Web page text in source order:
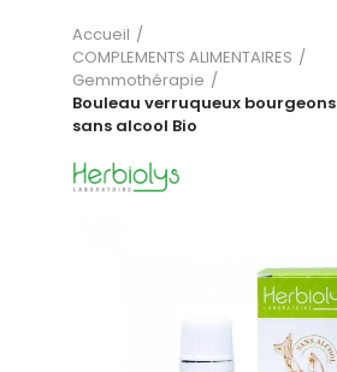
Accueil
COMPLEMENTS ALIMENTAIRES
Gemmothérapie
Bouleau verruqueux bourgeons
sans alcool Bio